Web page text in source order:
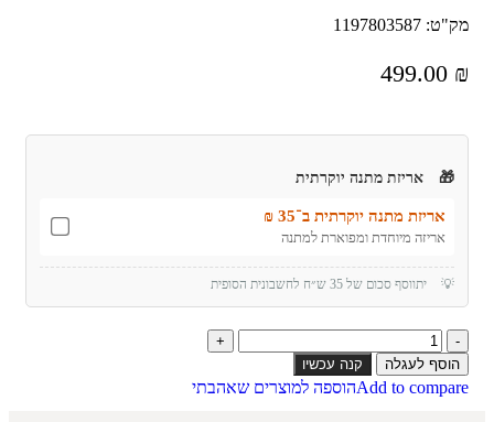
מק"ט: 1197803587
499.00 ₪
🎁 אריזת מתנה יוקרתית
אריזת מתנה יוקרתית ב־35 ₪
אריזה מיוחדת ומפוארת למתנה
💡 יתווסף סכום של 35 ש״ח לחשבונית הסופית
הוסף לעגלה קנה עכשיו
Add to compareהוספה למוצרים שאהבתי